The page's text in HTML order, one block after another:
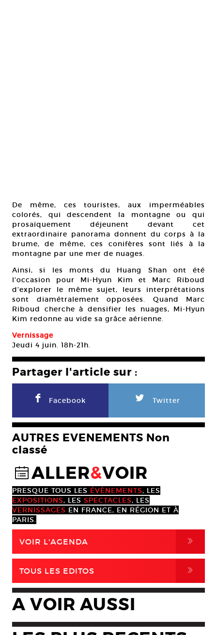
De même, ces touristes, aux imperméables
colorés, qui descendent la montagne ou qui
prosaïquement déjeunent devant cet
extraordinaire panorama donnent du corps à la
brume, de même, ces conifères sont liés à la
montagne par une mer de nuages.
Ainsi, si les monts du Huang Shan ont été
l’occasion pour Mi-Hyun Kim et Marc Riboud
d’explorer le même sujet, leurs interprétations
sont diamétralement opposées. Quand Marc
Riboud cherche à densifier les nuages, Mi-Hyun
Kim redonne au vide sa grâce aérienne.
Vernissage
Jeudi 4 juin. 18h-21h.
Partager l'article sur :
F Facebook L Twitter
AUTRES EVENEMENTS Non
classé
@ALLER&VOIR
PRESQUE TOUS LES ÉVÈNEMENTS, LES
EXPOSITIONS, LES SPECTACLES, LES
VERNISSAGES EN FRANCE, EN RÉGION ET À
PARIS.
VOIR L'AGENDA ,
TOUS LES EDITOS ,
A VOIR AUSSI